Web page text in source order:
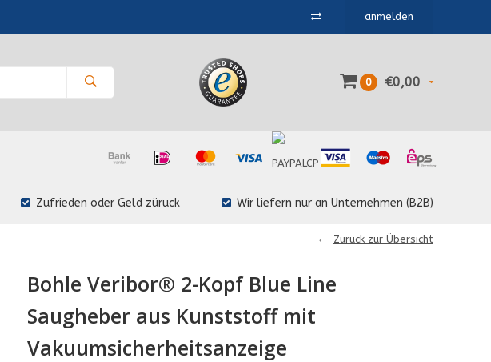
anmelden
0 €0,00
Zufrieden oder Geld züruck Wir liefern nur an Unternehmen (B2B)
Zurück zur Übersicht
Bohle Veribor® 2-Kopf Blue Line
Saugheber aus Kunststoff mit
Vakuumsicherheitsanzeige